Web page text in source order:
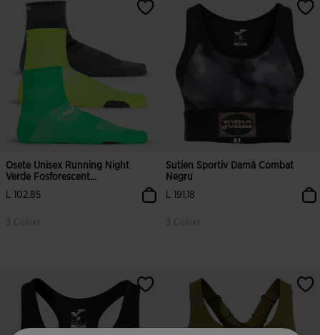
Osete Unisex Running Night
Verde Fosforescent...
L 102,85
3 Culori
3,4 din 5 evaluări ale clienților
Sutien Sportiv Damă Combat
Negru
L 191,18
3 Culori
3,6 din 5 evaluări ale clienților